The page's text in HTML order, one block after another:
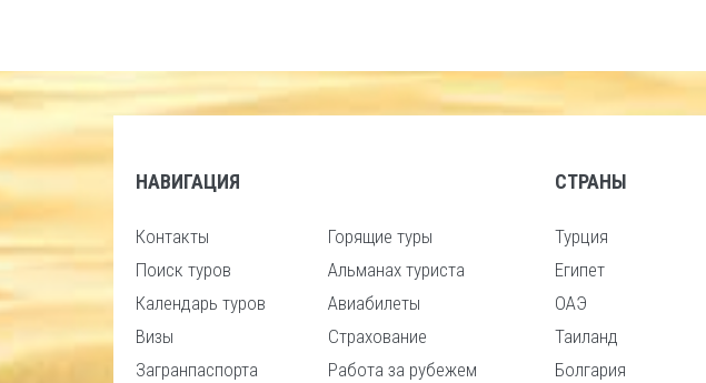
НАВИГАЦИЯ
Контакты
Поиск туров
Календарь туров
Визы
Загранпаспорта
Горящие туры
Альманах туриста
Авиабилеты
Страхование
Работа за рубежем
СТРАНЫ
Турция
Египет
ОАЭ
Таиланд
Болгария